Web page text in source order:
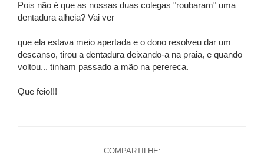
Pois não é que as nossas duas colegas "roubaram" uma
dentadura alheia? Vai ver
que ela estava meio apertada e o dono resolveu dar um
descanso, tirou a dentadura deixando-a na praia, e quando
voltou... tinham passado a mão na perereca.
Que feio!!!
COMPARTILHE: